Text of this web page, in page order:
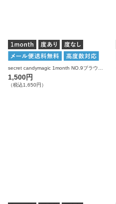
1,500円
（税込1,650円）